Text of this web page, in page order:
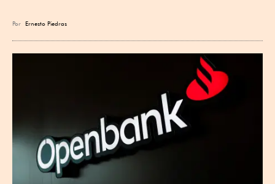
Por Ernesto Piedras